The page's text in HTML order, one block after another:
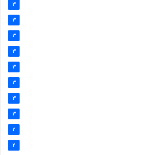
3
3
3
3
3
3
3
3
2
2